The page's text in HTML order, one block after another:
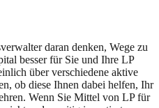
daran denken, Wege zu
besser für Sie und Ihre LP
über verschiedene aktive
ob diese Ihnen dabei helfen, Ihr
Wenn Sie Mittel von LP für